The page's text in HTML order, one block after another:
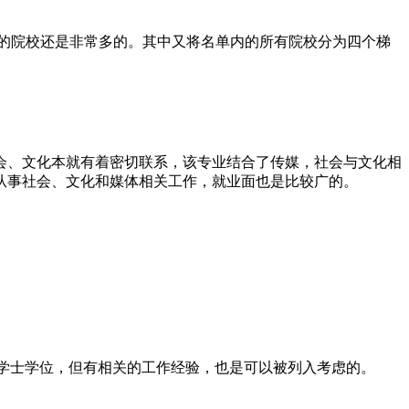
校还是非常多的。其中又将名单内的所有院校分为四个梯
文化本就有着密切联系，该专业结合了传媒，社会与文化相
社会、文化和媒体相关工作，就业面也是比较广的。
学位，但有相关的工作经验，也是可以被列入考虑的。